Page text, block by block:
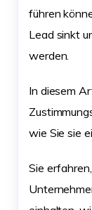
führen
Lead sinkt
werden.
In diesem
wie Sie sie
Sie